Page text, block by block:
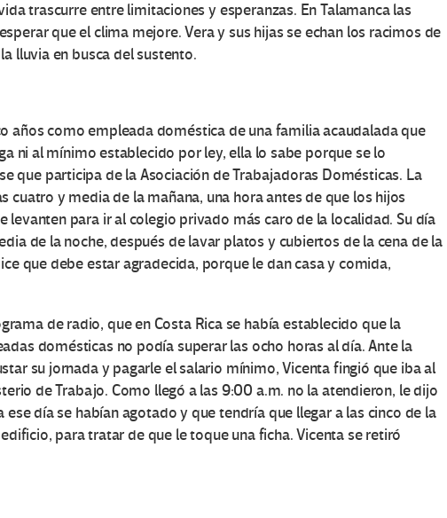
trascurre entre limitaciones y esperanzas. En Talamanca las
que el clima mejore. Vera y sus hijas se echan los racimos de
lluvia en busca del sustento.
años como empleada doméstica de una familia acaudalada que
ni al mínimo establecido por ley, ella lo sabe porque se lo
que participa de la Asociación de Trabajadoras Domésticas. La
cuatro y media de la mañana, una hora antes de que los hijos
levanten para ir al colegio privado más caro de la localidad. Su día
de la noche, después de lavar platos y cubiertos de la cena de la
que debe estar agradecida, porque le dan casa y comida,
de radio, que en Costa Rica se había establecido que la
domésticas no podía superar las ocho horas al día. Ante la
su jornada y pagarle el salario mínimo, Vicenta fingió que iba al
de Trabajo. Como llegó a las 9:00 a.m. no la atendieron, le dijo
día se habían agotado y que tendría que llegar a las cinco de la
para tratar de que le toque una ficha. Vicenta se retiró